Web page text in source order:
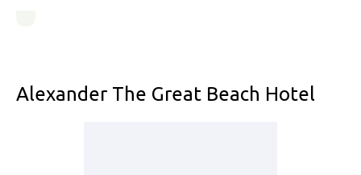
Alexander The Great Beach Hotel